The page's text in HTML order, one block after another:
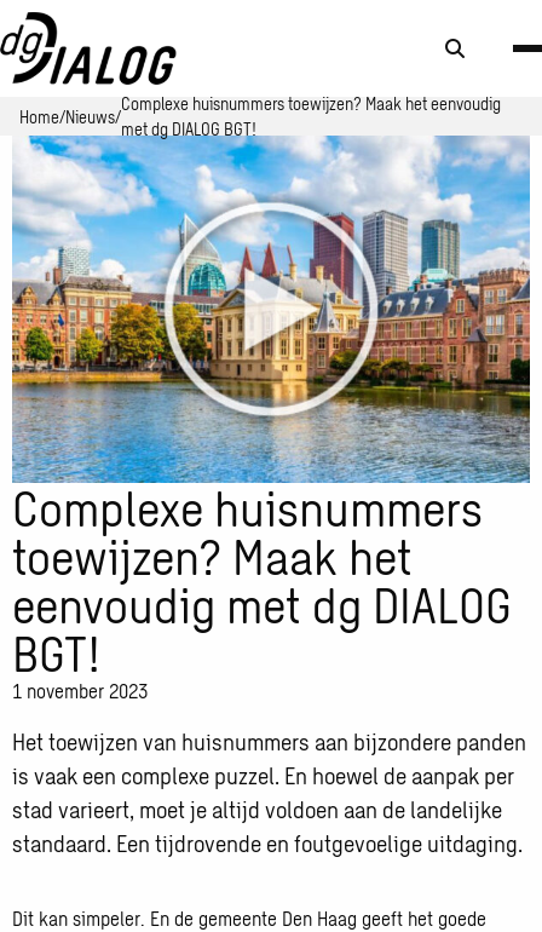
Zoek
Home Nieuws
Complexe huisnummers toewijzen? Maak het eenvoudig
met dg DIALOG BGT!
Complexe huisnummers
toewijzen? Maak het
eenvoudig met dg DIALOG
BGT!
1 november 2023
Het toewijzen van huisnummers aan bijzondere panden
is vaak een complexe puzzel. En hoewel de aanpak per
stad varieert, moet je altijd voldoen aan de landelijke
standaard. Een tijdrovende en foutgevoelige uitdaging.
Dit kan simpeler. En de gemeente Den Haag geeft het goede